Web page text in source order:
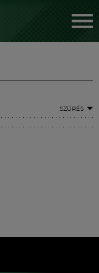
SZŰRÉS